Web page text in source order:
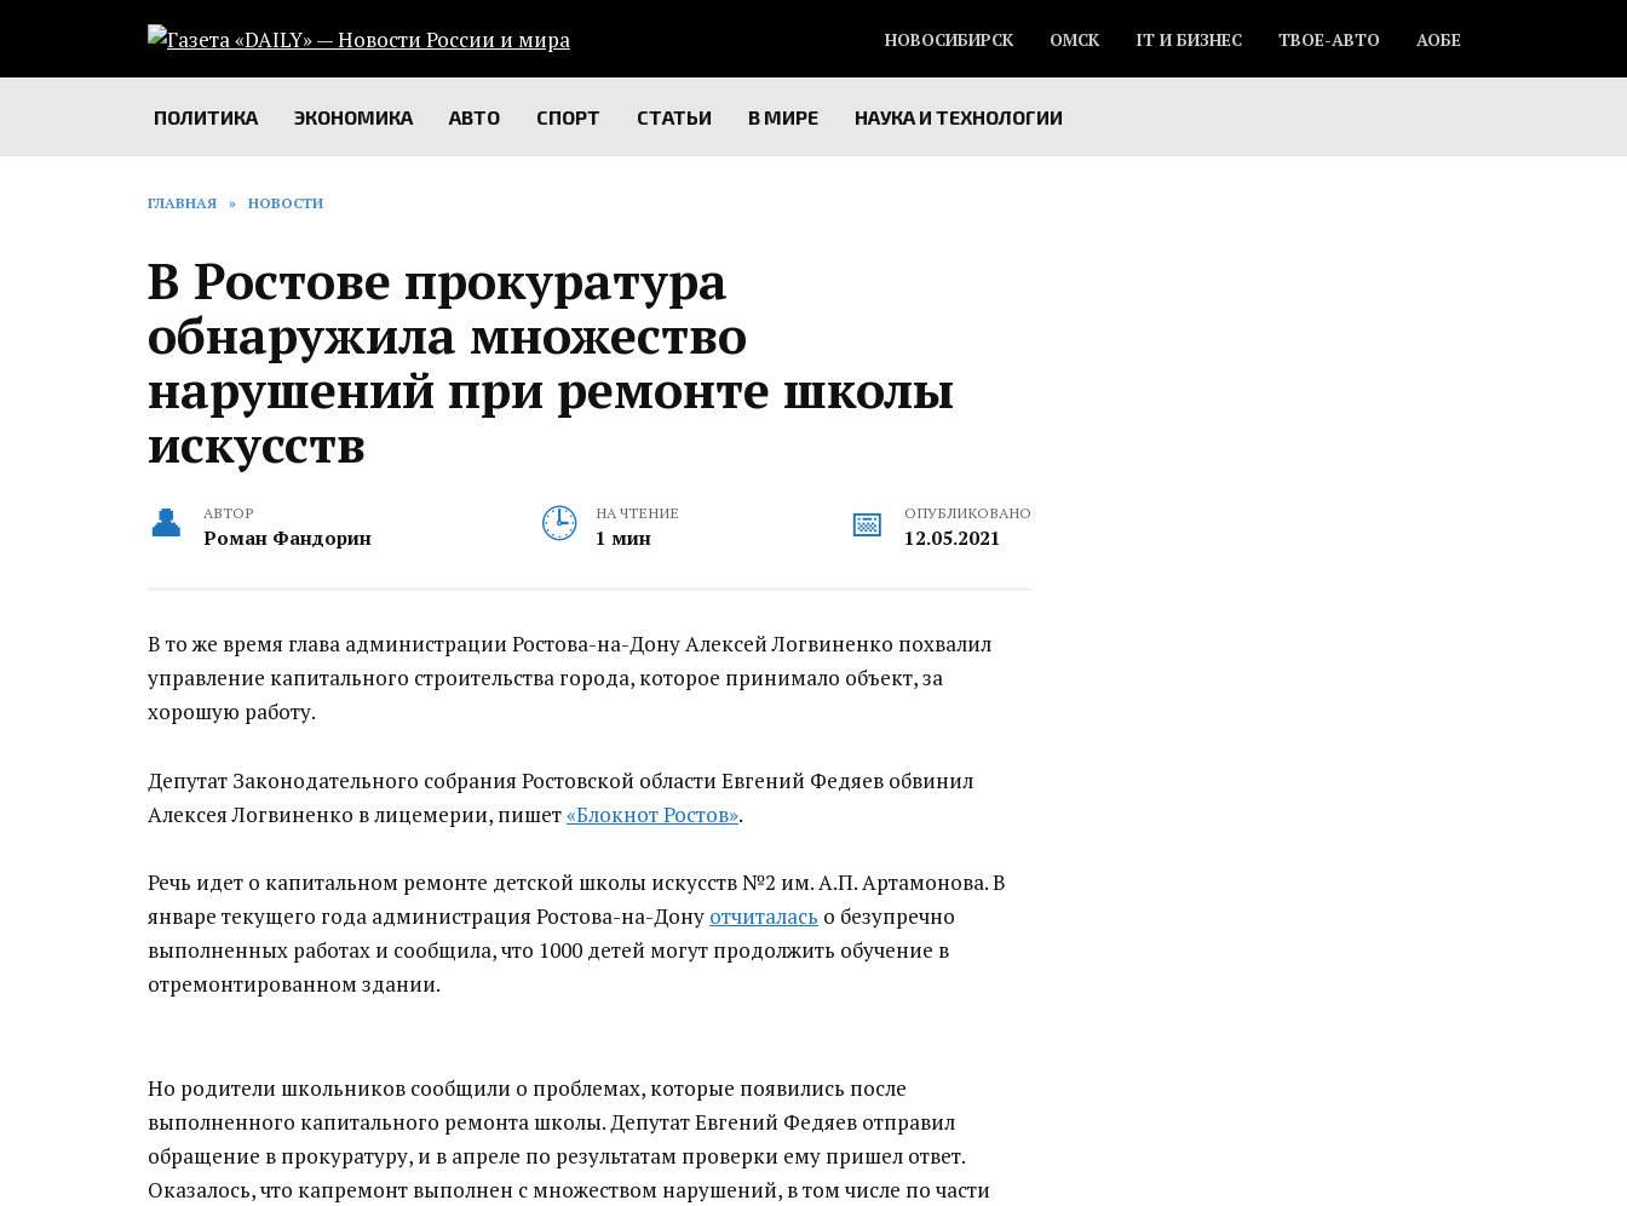
содержанию
НОВОСИБИРСК ОМСК IT И БИЗНЕС ТВОЕ-АВТО АОБЕ
ПОЛИТИКА ЭКОНОМИКА АВТО СПОРТ СТАТЬИ В МИРЕ НАУКА И ТЕХНОЛОГИИ
ГЛАВНАЯ » НОВОСТИ
В Ростове прокуратура
обнаружила множество
нарушений при ремонте школы
искусств
АВТОР
Роман Фандорин
НА ЧТЕНИЕ
1 мин
ОПУБЛИКОВАНО
12.05.2021
В то же время глава администрации Ростова-на-Дону Алексей Логвиненко похвалил
управление капитального строительства города, которое принимало объект, за
хорошую работу.
Депутат Законодательного собрания Ростовской области Евгений Федяев обвинил
Алексея Логвиненко в лицемерии, пишет«Блокнот Ростов».
Речь идет о капитальном ремонте детской школы искусств №2 им. А.П. Артамонова. В
январе текущего года администрация Ростова-на-Дону отчиталась о безупречно
выполненных работах и сообщила, что 1000 детей могут продолжить обучение в
отремонтированном здании.
Но родители школьников сообщили о проблемах, которые появились после
выполненного капитального ремонта школы. Депутат Евгений Федяев отправил
обращение в прокуратуру, и в апреле по результатам проверки ему пришел ответ.
Оказалось, что капремонт выполнен с множеством нарушений, в том числе по части